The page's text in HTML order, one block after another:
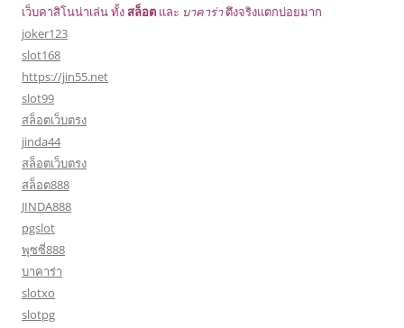
เว็บคาสิโนน่าเล่น ทั้งสล็อต และ บาคาร่าตึงจริงแตกบ่อยมาก
joker123
slot168
https://jin55.net
slot99
สล็อตเว็บตรง
jinda44
สล็อตเว็บตรง
สล็อต888
JINDA888
pgslot
พุซซี่888
บาคาร่า
slotxo
slotpg